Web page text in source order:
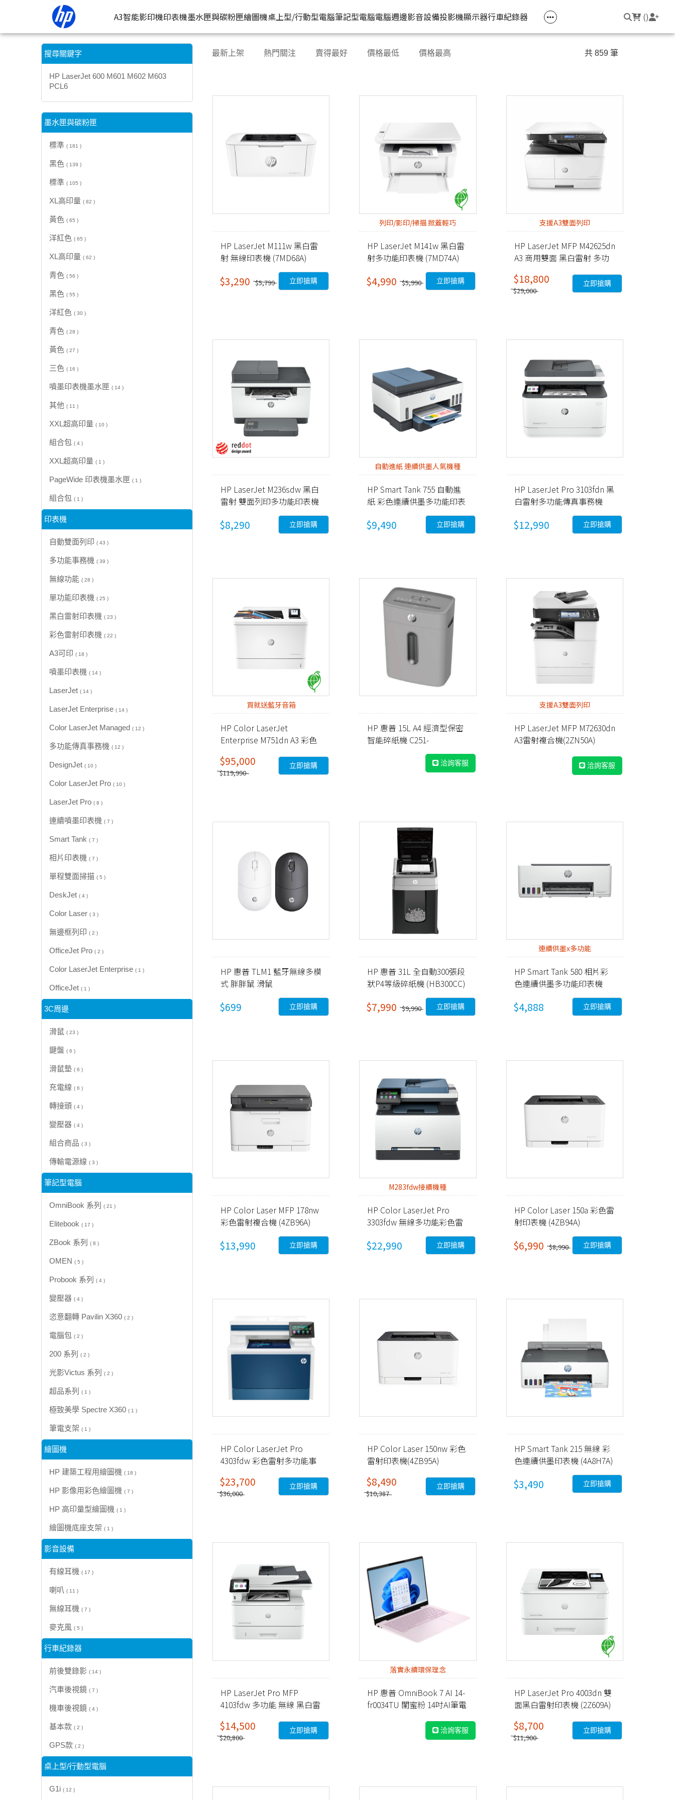
【HP LaserJet 600 M601 M602 M603 PCL6】搜尋結果 | HP® 惠普台灣原廠購物網
推薦好友回饋
A3智能影印機印表機
連續噴墨印表機
雷射印表機
相片印表機
按系列
商用
設計工程用
按功能
多功能事務機
單功能掃描器
其他附加功能
墨水匣與碳粉匣
墨水匣
按顏色
碳粉匣
按顏色
繪圖機桌上型/行動型電腦
桌上型工作站電腦
Z2
Z6
商務電腦
Elite系列
筆記型電腦
個人筆電
Pavilion 星鑽系列
OmniBook 系列
商用筆電
Elitebook 系列
ZBook 系列
OMEN
電腦包
變壓器
筆電支架
電腦週邊
儲存裝置
影音設備
耳機
無線耳機
投影機
簡報筆
顯示器行車紀錄器 ()
搜尋關鍵字
HP LaserJet 600 M601 M602 M603
PCL6
墨水匣與碳粉匣
標準 ( 181 )
黑色 ( 139 )
標準 ( 105 )
XL高印量 ( 82 )
黃色 ( 65 )
洋紅色 ( 65 )
XL高印量 ( 62 )
青色 ( 56 )
黑色 ( 55 )
洋紅色 ( 30 )
青色 ( 28 )
黃色 ( 27 )
三色 ( 16 )
噴墨印表機墨水匣 ( 14 )
其他 ( 11 )
XXL超高印量 ( 10 )
組合包 ( 4 )
XXL超高印量 ( 1 )
PageWide 印表機墨水匣 ( 1 )
組合包 ( 1 )
印表機
自動雙面列印 ( 43 )
多功能事務機 ( 39 )
無線功能 ( 28 )
單功能印表機 ( 25 )
黑白雷射印表機 ( 23 )
彩色雷射印表機 ( 22 )
A3可印 ( 18 )
噴墨印表機 ( 14 )
LaserJet ( 14 )
LaserJet Enterprise ( 14 )
Color LaserJet Managed ( 12 )
多功能傳真事務機 ( 12 )
DesignJet ( 10 )
Color LaserJet Pro ( 10 )
LaserJet Pro ( 8 )
連續噴墨印表機 ( 7 )
Smart Tank ( 7 )
相片印表機 ( 7 )
單程雙面掃描 ( 5 )
DeskJet ( 4 )
Color Laser ( 3 )
無邊框列印 ( 2 )
OfficeJet Pro ( 2 )
Color LaserJet Enterprise ( 1 )
OfficeJet ( 1 )
3C周邊
滑鼠 ( 23 )
鍵盤 ( 6 )
滑鼠墊 ( 6 )
充電線 ( 6 )
轉接頭 ( 4 )
變壓器 ( 4 )
組合商品 ( 3 )
傳輸電源線 ( 3 )
筆記型電腦
OmniBook 系列 ( 21 )
Elitebook ( 17 )
ZBook 系列 ( 8 )
OMEN ( 5 )
Probook 系列 ( 4 )
變壓器 ( 4 )
恣意翻轉 Pavilin X360 ( 2 )
電腦包 ( 2 )
200 系列 ( 2 )
光影Victus 系列 ( 2 )
超品系列 ( 1 )
極致美學 Spectre X360 ( 1 )
筆電支架 ( 1 )
繪圖機
HP 建築工程用繪圖機 ( 18 )
HP 影像用彩色繪圖機 ( 7 )
HP 高印量型繪圖機 ( 1 )
繪圖機底座支架 ( 1 )
影音設備
有線耳機 ( 17 )
喇叭 ( 11 )
無線耳機 ( 7 )
麥克風 ( 5 )
行車紀錄器
前後雙錄影 ( 14 )
汽車後視鏡 ( 7 )
機車後視鏡 ( 4 )
基本款 ( 2 )
GPS款 ( 2 )
桌上型/行動型電腦
G1i ( 12 )
最新上架 熱門關注 賣得最好 價格最低 價格最高 共 859 筆
HP LaserJet M111w 黑白雷
射 無線印表機 (7MD68A)
$3,290 $5,799 立即搶購
列印/影印/掃描 掀蓋輕巧
HP LaserJet M141w 黑白雷
射多功能印表機 (7MD74A)
$4,990 $5,990 立即搶購
支援A3雙面列印
HP LaserJet MFP M42625dn
A3 商用雙面 黑白雷射 多功
$18,800
$29,000
立即搶購
HP LaserJet M236sdw 黑白
雷射 雙面列印多功能印表機
$8,290 立即搶購
自動進紙 連續供墨人氣機種
HP Smart Tank 755 自動進
紙 彩色連續供墨多功能印表
$9,490 立即搶購
HP LaserJet Pro 3103fdn 黑
白雷射多功能傳真事務機
$12,990 立即搶購
買就送藍牙音箱
HP Color LaserJet
Enterprise M751dn A3 彩色
$95,000
$119,990
立即搶購
HP 惠普 15L A4 經濟型保密
智能碎紙機 C251-
洽詢客服
支援A3雙面列印
HP LaserJet MFP M72630dn
A3雷射複合機(2ZN50A)
洽詢客服
HP 惠普 TLM1 藍牙無線多模
式 胖胖鼠 滑鼠
$699 立即搶購
HP 惠普 31L 全自動300張段
狀P4等級碎紙機 (HB300CC)
$7,990 $9,990 立即搶購
連續供墨x多功能
HP Smart Tank 580 相片彩
色連續供墨多功能印表機
$4,888 立即搶購
HP Color Laser MFP 178nw
彩色雷射複合機 (4ZB96A)
$13,990 立即搶購
M283fdw接續機種
HP Color LaserJet Pro
3303fdw 無線多功能彩色雷
射事務機 (499M8A)
$22,990 立即搶購
HP Color Laser 150a 彩色雷
射印表機 (4ZB94A)
$6,990 $8,990 立即搶購
HP Color LaserJet Pro
4303fdw 彩色雷射多功能事
$23,700
$36,000
立即搶購
HP Color Laser 150nw 彩色
雷射印表機(4ZB95A)
$8,490
$10,387
立即搶購
HP Smart Tank 215 無線 彩
色連續供墨印表機 (4A8H7A)
$3,490 立即搶購
HP LaserJet Pro MFP
4103fdw 多功能 無線 黑白雷
$14,500
$20,800
立即搶購
落實永續環保理念
HP 惠普 OmniBook 7 AI 14-
fr0034TU 閨蜜粉 14吋AI筆電
洽詢客服
HP LaserJet Pro 4003dn 雙
面黑白雷射印表機 (2Z609A)
$8,700
$11,900
立即搶購